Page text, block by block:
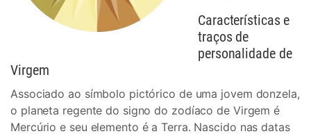
Características e
traços de
personalidade de
Virgem
Associado ao símbolo pictórico de uma jovem donzela,
o planeta regente do signo do zodíaco de Virgem é
Mercúrio e seu elemento é a Terra. Nascido nas datas